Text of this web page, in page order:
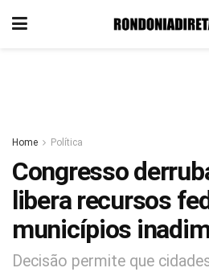
Home Política
Congresso
libera recursos
municípios
Decisão permite que